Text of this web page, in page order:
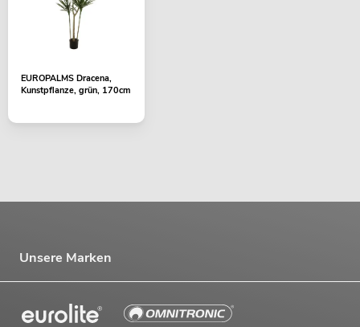
EUROPALMS Dracena,
Kunstpflanze, grün, 170cm
Unsere Marken